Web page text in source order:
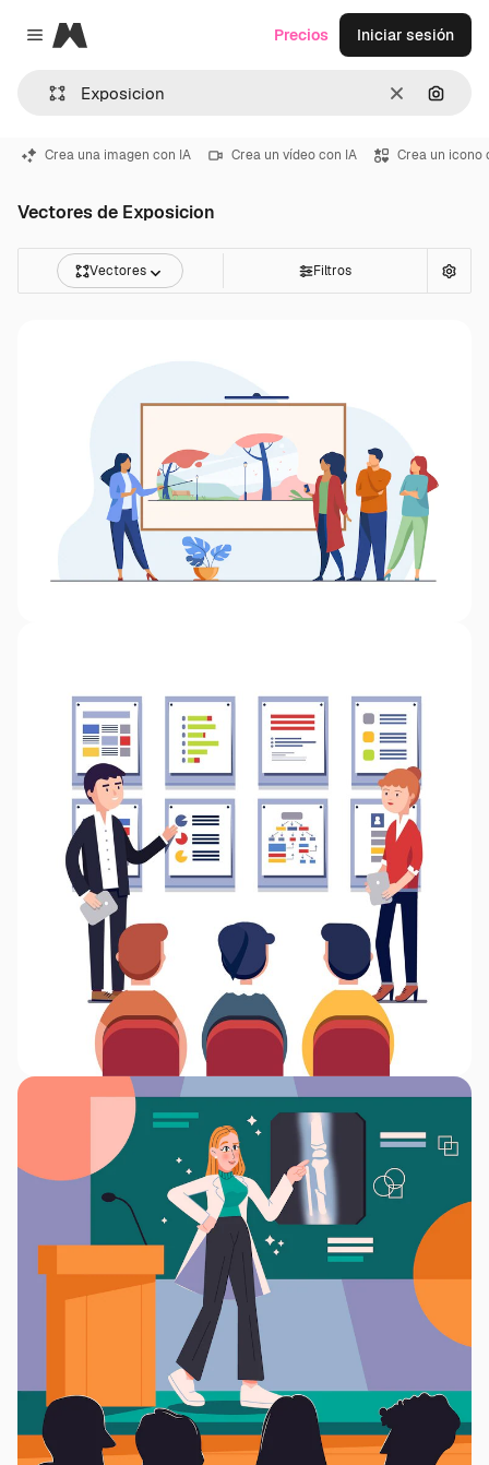
Close menu
Magnific
Borrar
Precios Iniciar sesión
Crea una imagen con IA Crea un vídeo con IA Crea un icono
Vectores de Exposicion
Vectores Filtros